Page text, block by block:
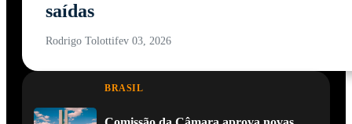
saídas
Rodrigo Tolottifev 03, 2026
BRASIL